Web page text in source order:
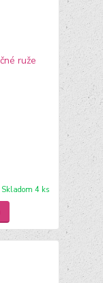
Skladom 4 ks